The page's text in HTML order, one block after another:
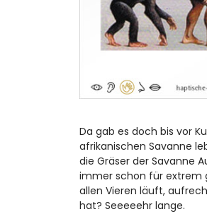
Da gab es doch bis vor
afrikanischen Savanne
die Gräser der Savanne
immer schon für extrem
allen Vieren läuft,
hat? Seeeeehr lange.